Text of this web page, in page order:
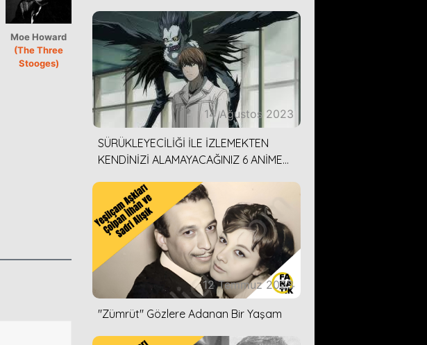
Moe Howard
(The Three
Stooges)
14 Ağustos 2023
SÜRÜKLEYECİLİĞİ İLE İZLEMEKTEN
KENDİNİZİ ALAMAYACAĞINIZ 6 ANİME
12 Temmuz 2023
''Zümrüt'' Gözlere Adanan Bir Yaşam